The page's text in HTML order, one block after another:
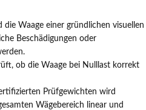
Waage einer gründlichen visuellen
Beschädigungen oder
ob die Waage bei Nulllast korrekt
Prüfgewichten wird
Wägebereich linear und